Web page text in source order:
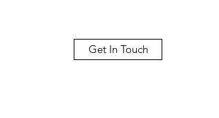
Get In Touch